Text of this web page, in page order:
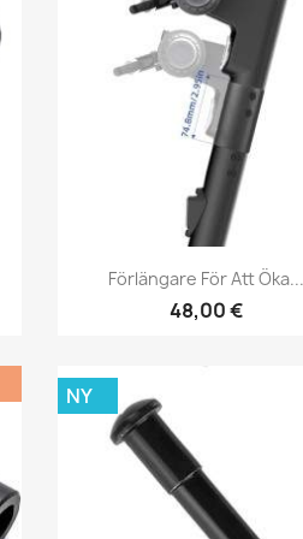
Snabbvy
Förlängare För Att Öka...
48,00 €
NY